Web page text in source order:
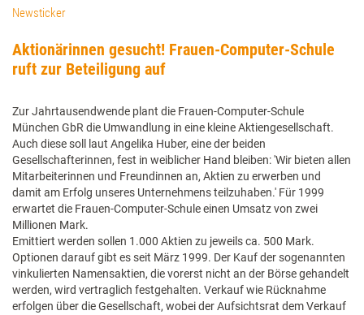
Newsticker
Aktionärinnen gesucht! Frauen-Computer-Schule
ruft zur Beteiligung auf
Zur Jahrtausendwende plant die Frauen-Computer-Schule
München GbR die Umwandlung in eine kleine Aktiengesellschaft.
Auch diese soll laut Angelika Huber, eine der beiden
Gesellschafterinnen, fest in weiblicher Hand bleiben: 'Wir bieten allen
Mitarbeiterinnen und Freundinnen an, Aktien zu erwerben und
damit am Erfolg unseres Unternehmens teilzuhaben.' Für 1999
erwartet die Frauen-Computer-Schule einen Umsatz von zwei
Millionen Mark.
Emittiert werden sollen 1.000 Aktien zu jeweils ca. 500 Mark.
Optionen darauf gibt es seit März 1999. Der Kauf der sogenannten
vinkulierten Namensaktien, die vorerst nicht an der Börse gehandelt
werden, wird vertraglich festgehalten. Verkauf wie Rücknahme
erfolgen über die Gesellschaft, wobei der Aufsichtsrat dem Verkauf